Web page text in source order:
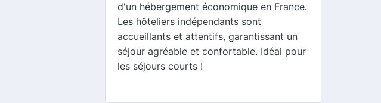
d'un hébergement économique en France.
Les hôteliers indépendants sont
accueillants et attentifs, garantissant un
séjour agréable et confortable. Idéal pour
les séjours courts !